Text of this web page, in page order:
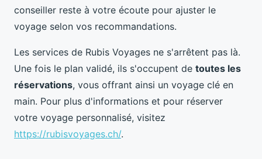
conseiller reste à votre écoute pour ajuster le
voyage selon vos recommandations.
Les services de Rubis Voyages ne s'arrêtent pas là.
Une fois le plan validé, ils s'occupent de toutes les
réservations, vous offrant ainsi un voyage clé en
main. Pour plus d'informations et pour réserver
votre voyage personnalisé, visitez
https://rubisvoyages.ch/.